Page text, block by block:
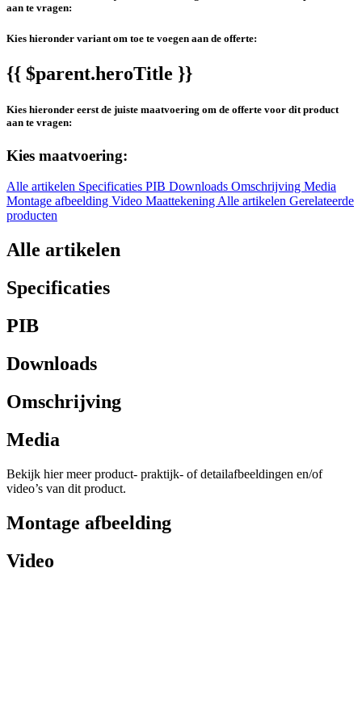
aan te vragen:
Kies hieronder variant om toe te voegen aan de offerte:
{{ $parent.heroTitle }}
Kies hieronder eerst de juiste maatvoering om de offerte voor dit product
aan te vragen:
Kies maatvoering:
Alle artikelen Specificaties PIB Downloads Omschrijving Media
Montage afbeelding Video MaattekeningAlle artikelen Gerelateerde
producten
Alle artikelen
Specificaties
PIB
Downloads
Omschrijving
Media
Bekijk hier meer product- praktijk- of detailafbeeldingen en/of
video’s van dit product.
Montage afbeelding
Video